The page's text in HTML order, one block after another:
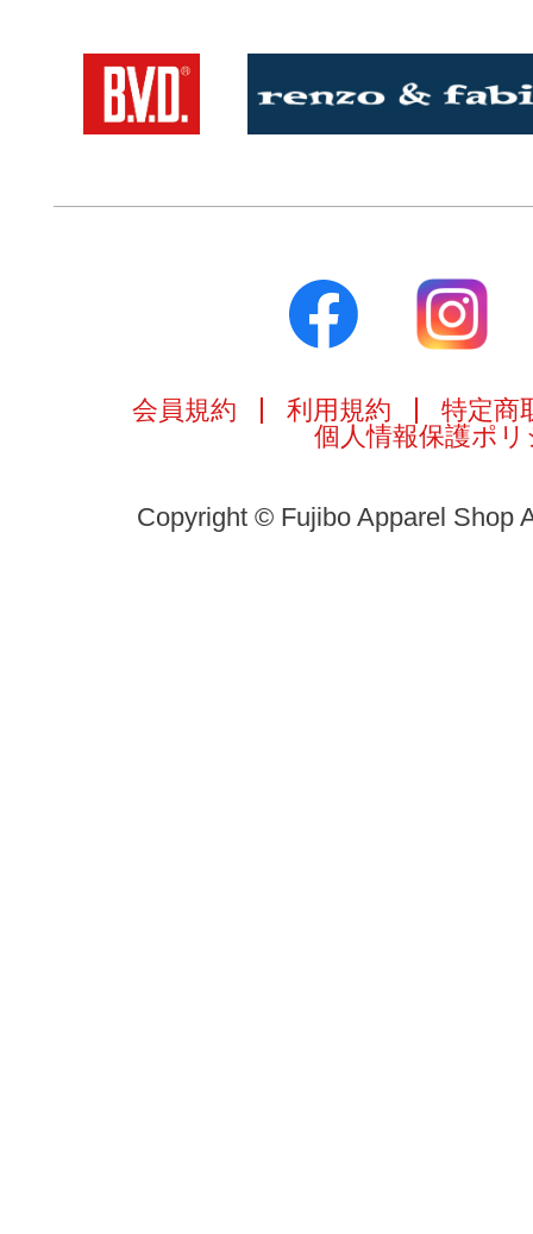
会員規約 利用規約
特定商
個人情報保護ポリ
Copyright © Fujibo Apparel Shop